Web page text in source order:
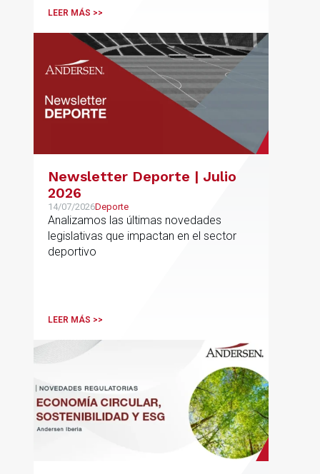
LEER MÁS >>
Newsletter Deporte | Julio
2026
14/07/2026Deporte
Analizamos las últimas novedades
legislativas que impactan en el sector
deportivo
LEER MÁS >>